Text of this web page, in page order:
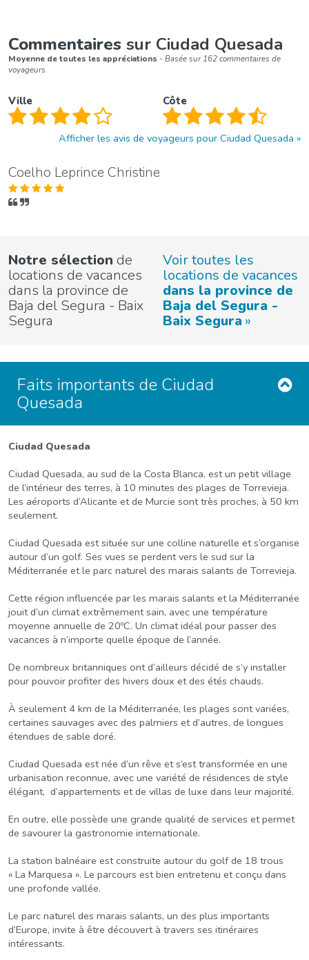
Commentaires sur Ciudad Quesada
Moyenne de toutes les appréciations - Basée sur 162 commentaires de
voyageurs.
Ville Côte
Afficher les avis de voyageurs pour Ciudad Quesada
Coelho Leprince Christine
Notre sélection de
locations de vacances
dans la province de
Baja del Segura - Baix
Segura
Voir toutes les
locations de vacances
dans la province de
Baja del Segura -
Baix Segura
Faits importants de Ciudad
Quesada
Ciudad Quesada
Ciudad Quesada, au sud de la Costa Blanca, est un petit village
de l’intérieur des terres, à 10 minutes des plages de Torrevieja.
Les aéroports d’Alicante et de Murcie sont très proches, à 50 km
seulement.
Ciudad Quesada est située sur une colline naturelle et s’organise
autour d’un golf. Ses vues se perdent vers le sud sur la
Méditerranée et le parc naturel des marais salants de Torrevieja.
Cette région influencée par les marais salants et la Méditerranée
jouit d’un climat extrêmement sain, avec une température
moyenne annuelle de 20ºC. Un climat idéal pour passer des
vacances à n’importe quelle époque de l’année.
De nombreux britanniques ont d’ailleurs décidé de s’y installer
pour pouvoir profiter des hivers doux et des étés chauds.
À seulement 4 km de la Méditerranée, les plages sont variées,
certaines sauvages avec des palmiers et d’autres, de longues
étendues de sable doré.
Ciudad Quesada est née d’un rêve et s’est transformée en une
urbanisation reconnue, avec une variété de résidences de style
élégant, d’appartements et de villas de luxe dans leur majorité.
En outre, elle possède une grande qualité de services et permet
de savourer la gastronomie internationale.
La station balnéaire est construite autour du golf de 18 trous
« La Marquesa ». Le parcours est bien entretenu et conçu dans
une profonde vallée.
Le parc naturel des marais salants, un des plus importants
d’Europe, invite à être découvert à travers ses itinéraires
intéressants.